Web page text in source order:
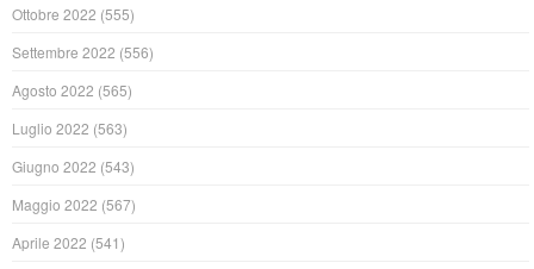
Ottobre 2022 (555)
Settembre 2022 (556)
Agosto 2022 (565)
Luglio 2022 (563)
Giugno 2022 (543)
Maggio 2022 (567)
Aprile 2022 (541)